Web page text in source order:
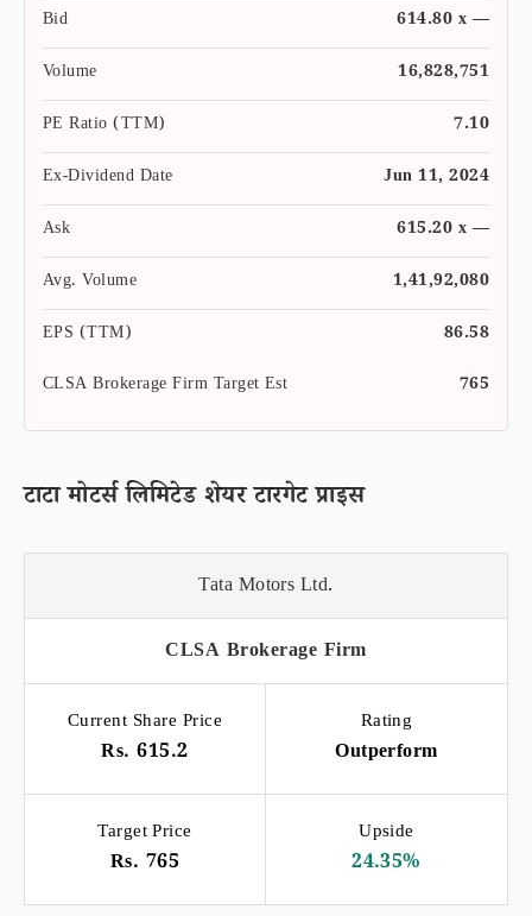
Bid
614.80 x —
Volume
16,828,751
PE Ratio (TTM)
7.10
Ex-Dividend Date
Jun 11, 2024
Ask
615.20 x —
Avg. Volume
1,41,92,080
EPS (TTM)
86.58
CLSA Brokerage Firm Target Est
765
टाटा मोटर्स लिमिटेड शेयर टारगेट प्राइस
Tata Motors Ltd.
CLSA Brokerage Firm
Current Share Price
Rs. 615.2
Rating
Outperform
Target Price
Rs. 765
Upside
24.35%